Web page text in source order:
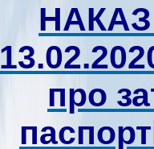
НАКАЗ
про